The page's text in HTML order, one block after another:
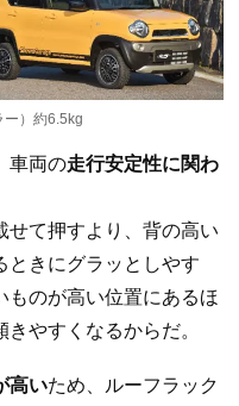
）約6.5kg
車両の走行安定性に関わ
せて押すより、背の高い
ときにグラッとしやす
ものが高い位置にあるほ
やすくなるからだ。
高いため、ルーフラック